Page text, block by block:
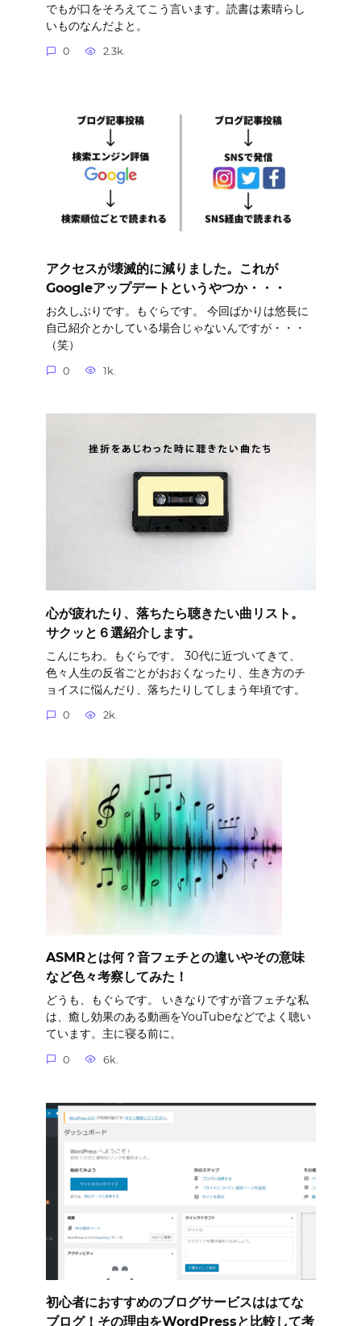
でもが口をそろえてこう言います。読書は素晴らし
いものなんだよと。
0 2.3k.
アクセスが壊滅的に減りました。これが
Googleアップデートというやつか・・・
お久しぶりです。もぐらです。 今回ばかりは悠長に
自己紹介とかしている場合じゃないんですが・・・
（笑）
0 1k.
心が疲れたり、落ちたら聴きたい曲リスト。
サクッと６選紹介します。
こんにちわ。もぐらです。 30代に近づいてきて、
色々人生の反省ごとがおおくなったり、生き方のチ
ョイスに悩んだり、落ちたりしてしまう年頃です。
0 2k.
ASMRとは何？音フェチとの違いやその意味
など色々考察してみた！
どうも、もぐらです。 いきなりですが音フェチな私
は、癒し効果のある動画をYouTubeなどでよく聴い
ています。主に寝る前に。
0 6k.
初心者におすすめのブログサービスははてな
ブログ！その理由をWordPressと比較して考